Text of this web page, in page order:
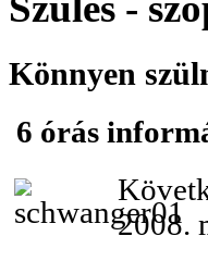
Könnyen
6 órás
2008.